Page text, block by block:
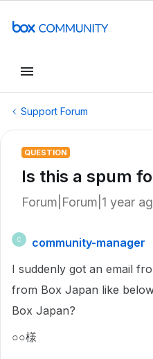
Support Forum
QUESTION
Is this a spum
Forum|Forum|1 year
C
community-manager
I suddenly got an email
from Box Japan like
Box Japan?
○○様